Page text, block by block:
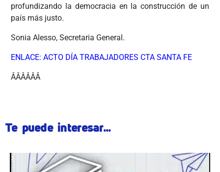
profundizando la democracia en la construcción de un
país más justo.
Sonia Alesso, Secretaria General.
ENLACE: ACTO DÍA TRABAJADORES CTA SANTA FE
ÂÂÂÂÂÂ
Te puede interesar...